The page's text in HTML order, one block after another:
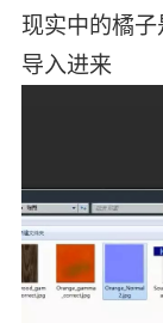
现实中的橘
导入进来